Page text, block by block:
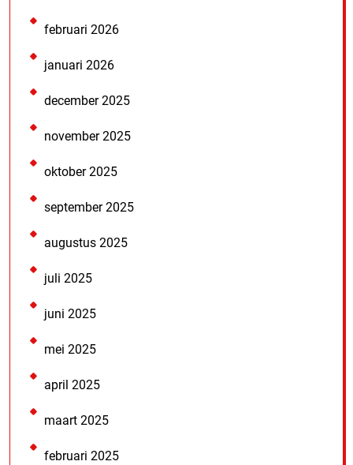
februari 2026
januari 2026
december 2025
november 2025
oktober 2025
september 2025
augustus 2025
juli 2025
juni 2025
mei 2025
april 2025
maart 2025
februari 2025